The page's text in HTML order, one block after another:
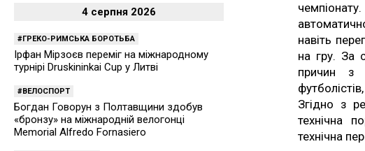
навіть
на гру. За
причин з
Згідно з
технічна
технічна
4 серпня 2026
ГРЕКО-РИМСЬКА БОРОТЬБА
Ірфан Мірзоєв переміг на міжнародному
турнірі Druskininkai Cup у Литві
ВЕЛОСПОРТ
Богдан Говорун з Полтавщини здобув
«бронзу» на міжнародній велогонці
Memorial Alfredo Fornasiero